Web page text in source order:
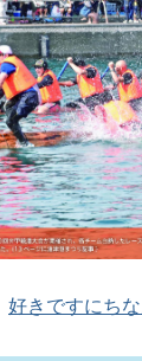
好きですにち